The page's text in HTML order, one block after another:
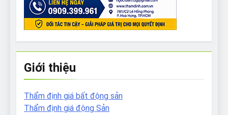
Giới thiệu
Thẩm định giá bất động sản
Thẩm định giá động Sản